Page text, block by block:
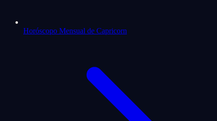
Horóscopo Mensual de Capricorn